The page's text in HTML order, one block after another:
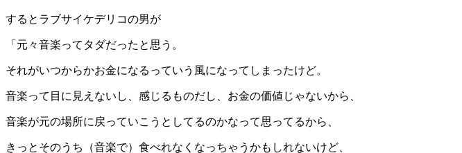
するとラブサイケデリコの男が
「元々音楽ってタダだったと思う。
それがいつからかお金になるっていう風になってしまったけど。
音楽って目に見えないし、感じるものだし、お金の価値じゃないから、
音楽が元の場所に戻っていこうとしてるのかなって思ってるから、
きっとそのうち（音楽で）食べれなくなっちゃうかもしれないけど、